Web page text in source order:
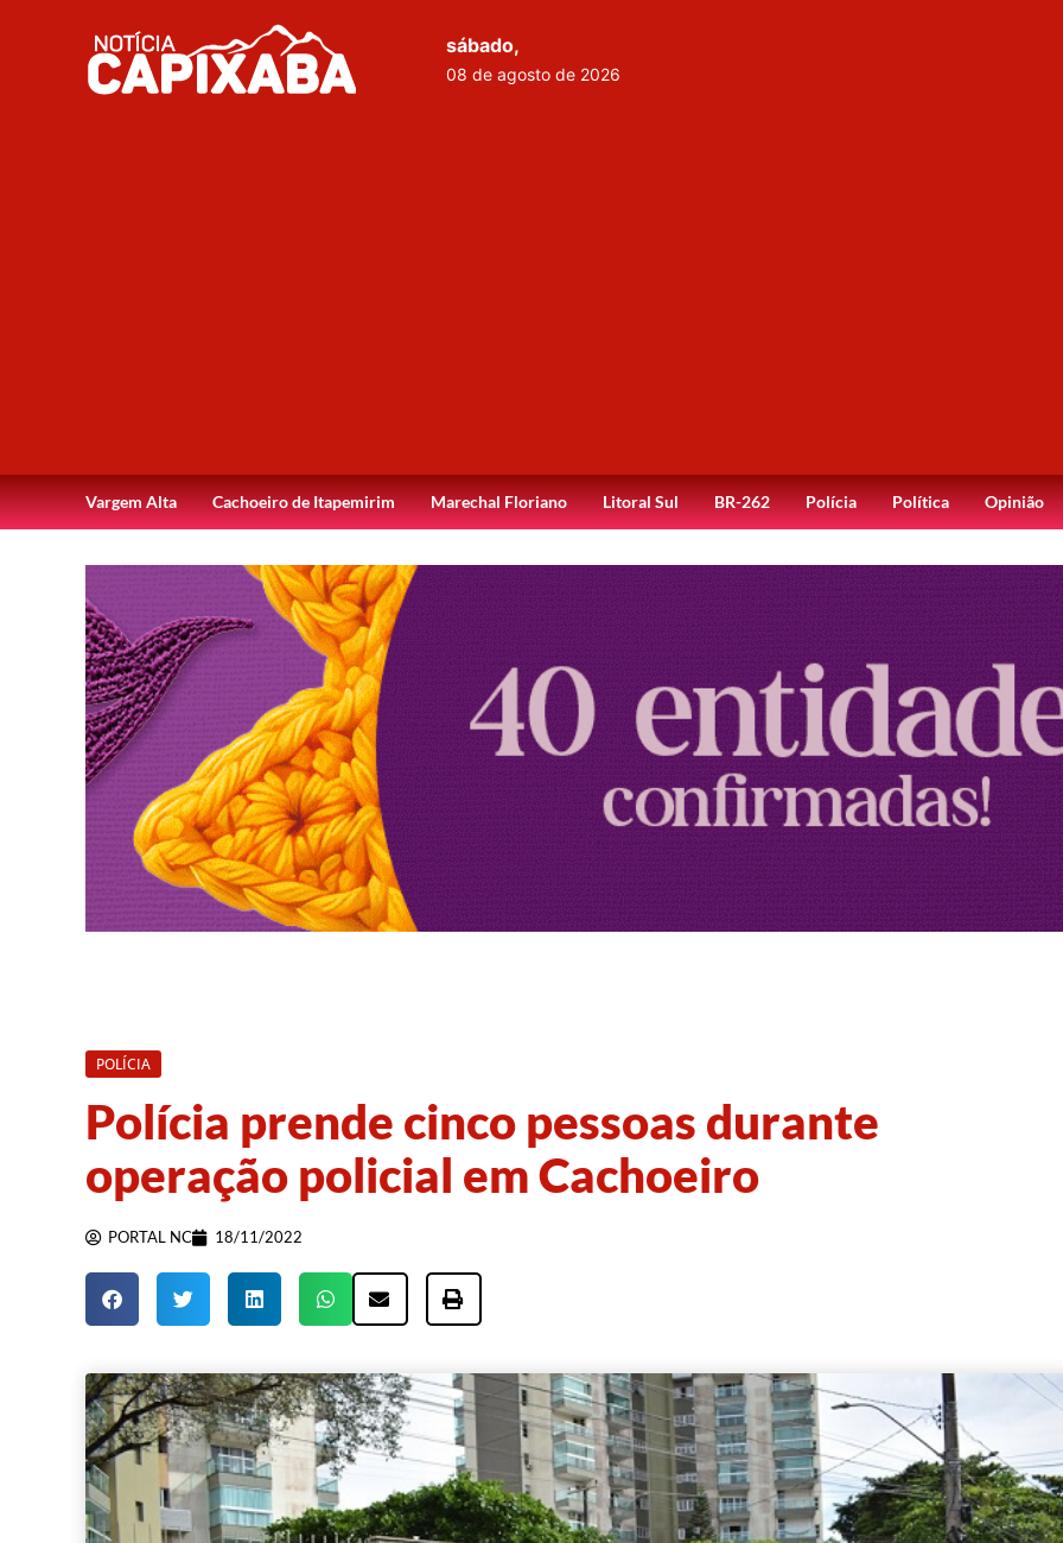
sábado,
08 de agosto de 2026
Vargem Alta Cachoeiro de Itapemirim Marechal Floriano Litoral Sul BR-262 Polícia Política Opinião
POLÍCIA
Polícia prende cinco pessoas durante
operação policial em Cachoeiro
PORTAL NC 18/11/2022